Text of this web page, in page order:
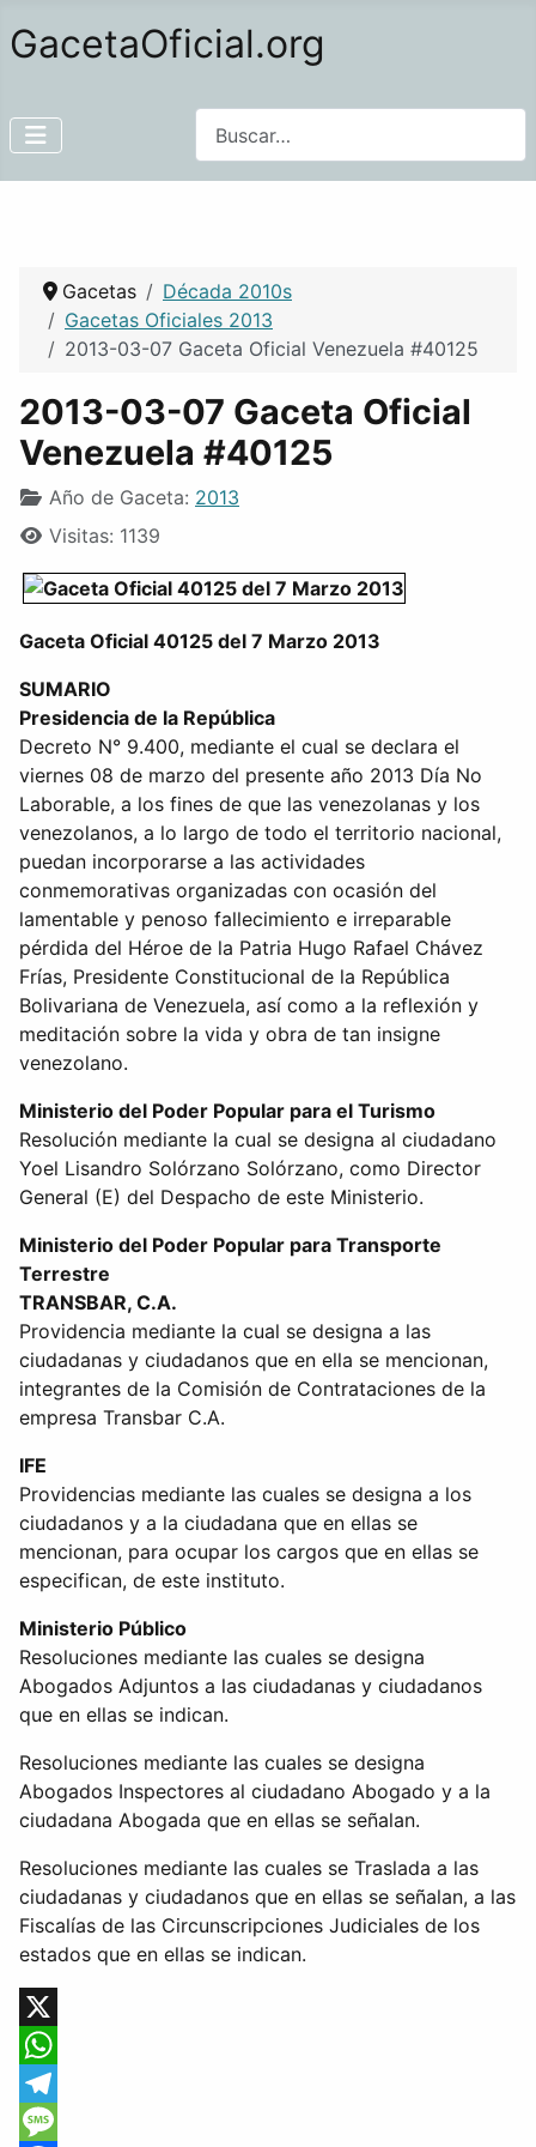
GacetaOficial.org
Gacetas
Década 2010s
Gacetas Oficiales 2013
2013-03-07 Gaceta Oficial Venezuela #40125
2013-03-07 Gaceta Oficial
Venezuela #40125
Año de Gaceta: 2013
Visitas: 1139
Gaceta Oficial 40125 del 7 Marzo 2013
SUMARIO
Presidencia de la República
Decreto N° 9.400, mediante el cual se declara el
viernes 08 de marzo del presente año 2013 Día No
Laborable, a los fines de que las venezolanas y los
venezolanos, a lo largo de todo el territorio nacional,
puedan incorporarse a las actividades
conmemorativas organizadas con ocasión del
lamentable y penoso fallecimiento e irreparable
pérdida del Héroe de la Patria Hugo Rafael Chávez
Frías, Presidente Constitucional de la República
Bolivariana de Venezuela, así como a la reflexión y
meditación sobre la vida y obra de tan insigne
venezolano.
Ministerio del Poder Popular para el Turismo
Resolución mediante la cual se designa al ciudadano
Yoel Lisandro Solórzano Solórzano, como Director
General (E) del Despacho de este Ministerio.
Ministerio del Poder Popular para Transporte
Terrestre
TRANSBAR, C.A.
Providencia mediante la cual se designa a las
ciudadanas y ciudadanos que en ella se mencionan,
integrantes de la Comisión de Contrataciones de la
empresa Transbar C.A.
IFE
Providencias mediante las cuales se designa a los
ciudadanos y a la ciudadana que en ellas se
mencionan, para ocupar los cargos que en ellas se
especifican, de este instituto.
Ministerio Público
Resoluciones mediante las cuales se designa
Abogados Adjuntos a las ciudadanas y ciudadanos
que en ellas se indican.
Resoluciones mediante las cuales se designa
Abogados Inspectores al ciudadano Abogado y a la
ciudadana Abogada que en ellas se señalan.
Resoluciones mediante las cuales se Traslada a las
ciudadanas y ciudadanos que en ellas se señalan, a las
Fiscalías de las Circunscripciones Judiciales de los
estados que en ellas se indican.
X
WhatsApp
Telegram